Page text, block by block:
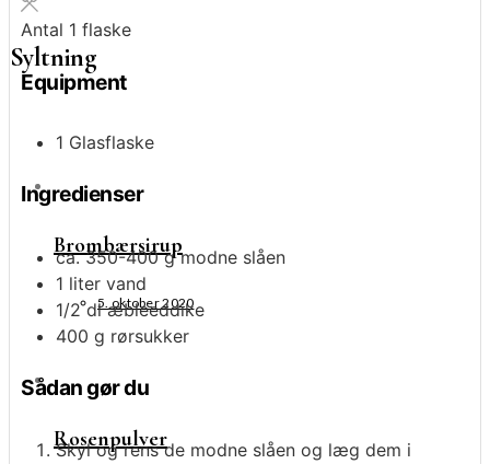
Syltning
Brombærsirup
5. oktober 2020
Rosenpulver
Antal 1 flaske
Equipment
1 Glasflaske
Ingredienser
ca. 350-400 g modne slåen
1 liter vand
1/2 dl æbleeddike
400 g rørsukker
Sådan gør du
Skyl og rens de modne slåen og læg dem i